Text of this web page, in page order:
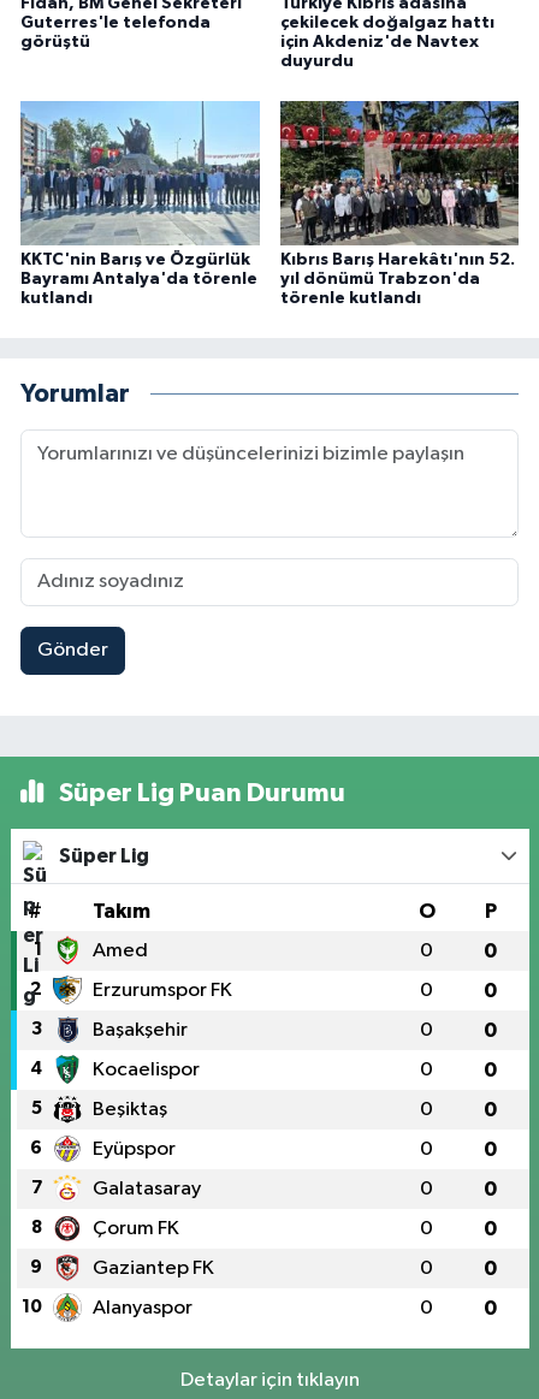
Fidan, BM Genel Sekreteri
Guterres'le telefonda
görüştü
Türkiye Kıbrıs adasına
çekilecek doğalgaz hattı
için Akdeniz'de Navtex
duyurdu
KKTC'nin Barış ve Özgürlük
Bayramı Antalya'da törenle
kutlandı
Kıbrıs Barış Harekâtı'nın 52.
yıl dönümü Trabzon'da
törenle kutlandı
Yorumlar
Gönder
Süper Lig Puan Durumu
Süper Lig
# Takım O P
1 Amed 0 0
2 Erzurumspor FK 0 0
3 Başakşehir 0 0
4 Kocaelispor 0 0
5 Beşiktaş 0 0
6 Eyüpspor 0 0
7 Galatasaray 0 0
8 Çorum FK 0 0
9 Gaziantep FK 0 0
10 Alanyaspor 0 0
Detaylar için tıklayın